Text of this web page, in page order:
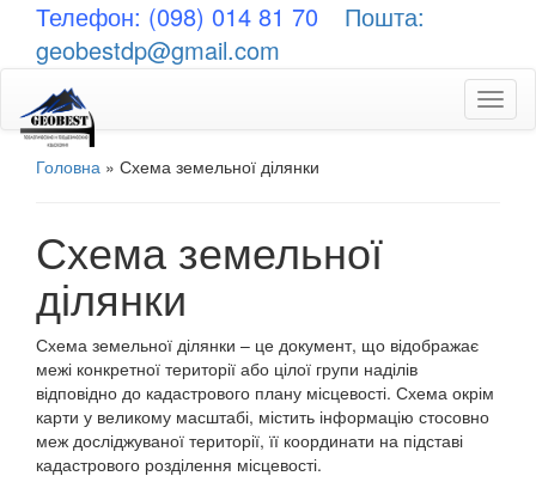
Телефон: (098) 014 81 70
Пошта:
geobestdp@gmail.com
Головна » Схема земельної ділянки
Схема земельної
ділянки
Схема земельної ділянки – це документ, що відображає
межі конкретної території або цілої групи наділів
відповідно до кадастрового плану місцевості. Схема окрім
карти у великому масштабі, містить інформацію стосовно
меж досліджуваної території, її координати на підставі
кадастрового розділення місцевості.